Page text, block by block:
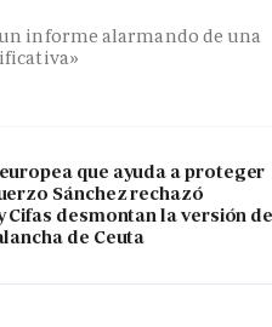
informe alarmando de una
que ayuda a proteger
Sánchez rechazó
Cifas desmontan la versión
de Ceuta